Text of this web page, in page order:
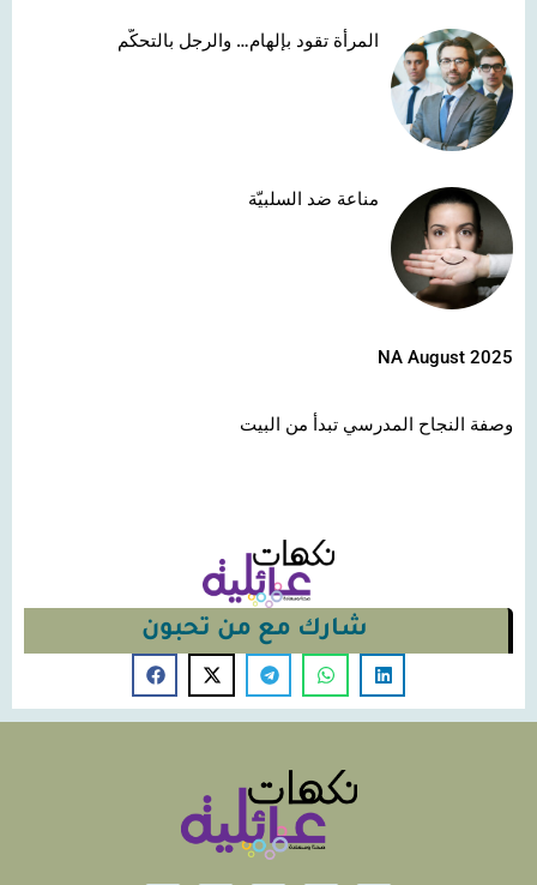
المرأة تقود بإلهام… والرجل بالتحكّم
مناعة ضد السلبيّة
NA August 2025
وصفة النجاح المدرسي تبدأ من البيت
شارك مع من تحبون